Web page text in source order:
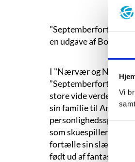
Vi
en udgave af
I "Nærvær og Næsten"
store vide verden,
sin familie til
som skuespiller.
fortælle sin slægts
født ud af fantasien.